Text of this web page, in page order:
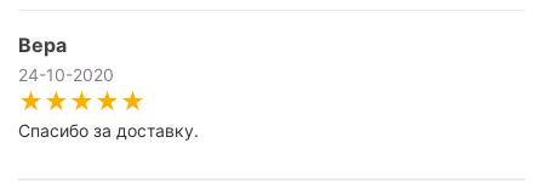
Вера
24-10-2020
Спасибо за доставку.